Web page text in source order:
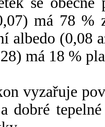
má 78 %
albedo (0,08
má 18 %
vyzařuje
dobré